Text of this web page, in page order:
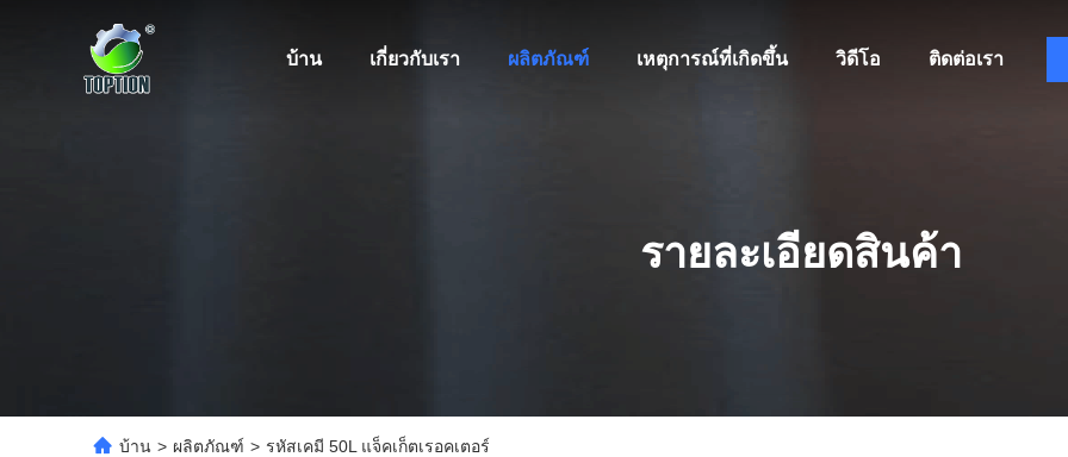
บ้าน เกี่ยวกับเรา ผลิตภัณฑ์ เหตุการณ์ที่เกิดขึ้น วิดีโอ ติดต่อเรา
รายละเอียดสินค้า
บ้าน > ผลิตภัณฑ์ > รหัสเคมี 50L แจ็คเก็ตเรอคเตอร์